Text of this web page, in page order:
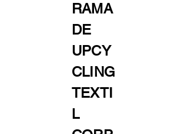
RAMA
DE
UPCY
CLING
TEXTI
L